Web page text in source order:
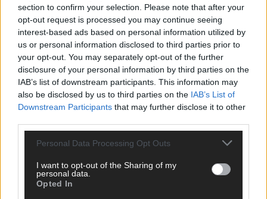
section to confirm your selection. Please note that after your
opt-out request is processed you may continue seeing
interest-based ads based on personal information utilized by
us or personal information disclosed to third parties prior to
your opt-out. You may separately opt-out of the further
disclosure of your personal information by third parties on the
IAB’s list of downstream participants. This information may
also be disclosed by us to third parties on the IAB’s List of
Downstream Participants that may further disclose it to other
Personal Data Processing Opt Outs
I want to opt-out of the Sharing of my
personal data.
Opted In
DARA gewinnt verdient, Israel beunruhigend –
unser Kommentar zum ESC 2026
ESC-Finale morgen: Finnland Favorit, Australien
aufgestiegen – alle 25 Acts im Kurzcheck
Mai 2026
KOMMENTAR
war solide, aber kein Feuerwerk
Mai 2026